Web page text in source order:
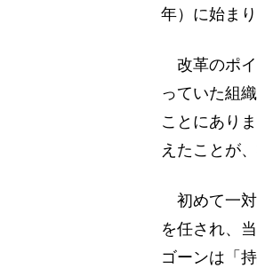
年）に始ま
改革のポイ
っていた組
ことにあり
えたことが
初めて一対
を任され、
ゴーンは「